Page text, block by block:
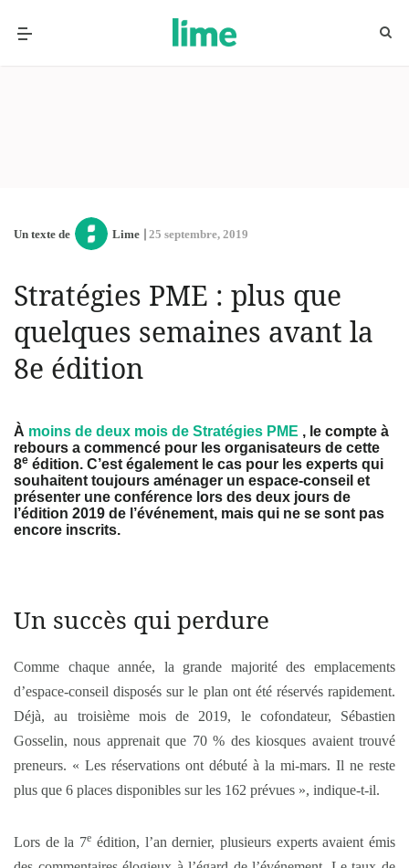
Un texte de Lime 25 septembre, 2019
Stratégies PME : plus que
quelques semaines avant la
8e édition
À moins de deux mois de Stratégies PME , le compte à
rebours a commencé pour les organisateurs de cette
8e édition. C’est également le cas pour les experts qui
souhaitent toujours aménager un espace-conseil et
présenter une conférence lors des deux jours de
l’édition 2019 de l’événement, mais qui ne se sont pas
encore inscrits.
Un succès qui perdure
Comme chaque année, la grande majorité des emplacements
d’espace-conseil disposés sur le plan ont été réservés rapidement.
Déjà, au troisième mois de 2019, le cofondateur, Sébastien
Gosselin, nous apprenait que 70 % des kiosques avaient trouvé
preneurs. « Les réservations ont débuté à la mi-mars. Il ne reste
plus que 6 places disponibles sur les 162 prévues », indique-t-il.
Lors de la 7e édition, l’an dernier, plusieurs experts avaient émis